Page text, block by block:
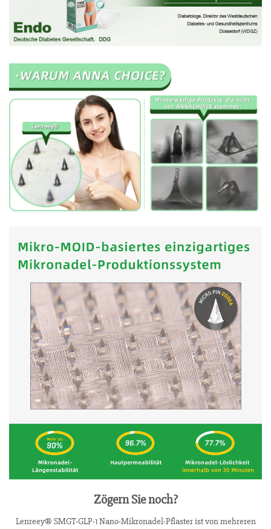
Zögern Sie noch?
Lenreey® SMGT-GLP-1 Nano-Mikronadel-Pflaster ist von mehreren